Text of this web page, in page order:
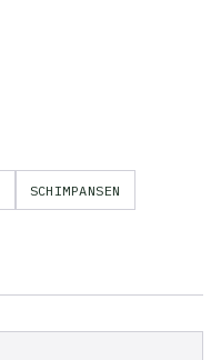
SCHIMPANSEN